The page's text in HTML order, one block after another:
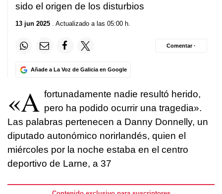
sido el origen de los disturbios
13 jun 2025 . Actualizado a las 05:00 h.
Añade a La Voz de Galicia en Google
Comentar ·
«A fortunadamente nadie resultó herido,
pero ha podido ocurrir una tragedia».
Las palabras pertenecen a Danny Donnelly, un
diputado autonómico norirlandés, quien el
miércoles por la noche estaba en el centro
deportivo de Larne, a 37